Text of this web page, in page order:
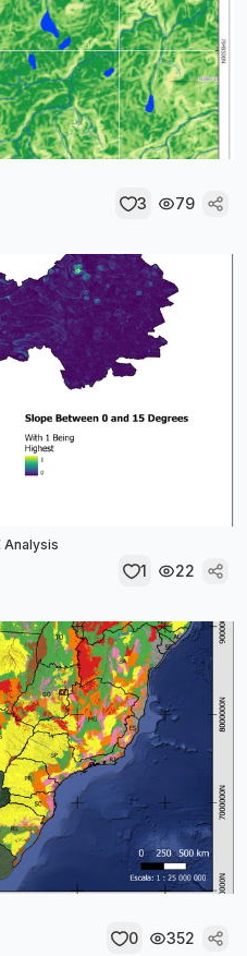
3 79
Analysis
1 22
0 352